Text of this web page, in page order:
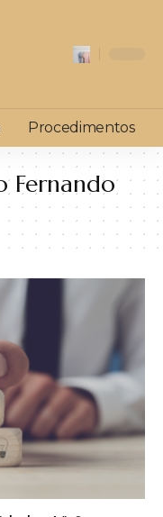
Procedimentos
Fernando